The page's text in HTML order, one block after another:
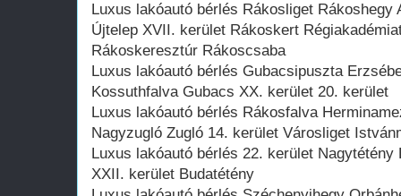
Luxus lakóautó bérlés Rákosliget Rákoshegy
Újtelep XVII. kerület Rákoskert
Rákoskeresztúr Rákoscsaba
Luxus lakóautó bérlés Gubacsipuszta
Kossuthfalva Gubacs XX. kerület 20. kerület
Luxus lakóautó bérlés Rákosfalva
Nagyzugló Zugló 14. kerület Városliget
Luxus lakóautó bérlés 22. kerület
XXII. kerület Budatétény